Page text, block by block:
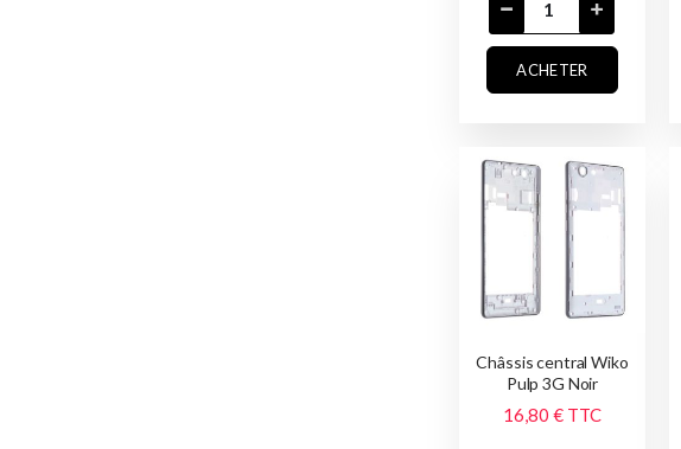
ACHETER
Châssis central Wiko
Pulp 3G Noir
16,80 € TTC